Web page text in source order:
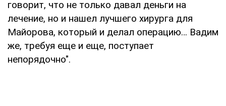
говорит, что не только давал деньги на
лечение, но и нашел лучшего хирурга для
Майорова, который и делал операцию… Вадим
же, требуя еще и еще, поступает
непорядочно".